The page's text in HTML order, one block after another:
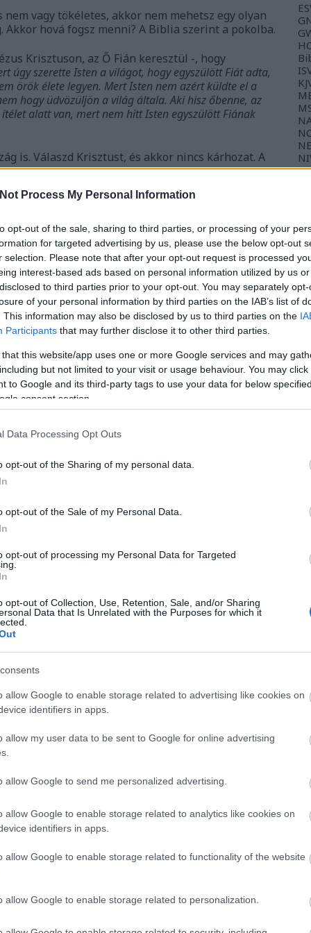
Process My Personal Information
opt-out of the sale, sharing to third parties, or processing of your
for targeted advertising by us, please use the below opt-out
selection. Please note that after your opt-out request is processed
interest-based ads based on personal information utilized by us
to third parties prior to your opt-out. You may separately
of your personal information by third parties on the IAB’s list of
This information may also be disclosed by us to third parties on the
Participants that may further disclose it to other third parties.
that this website/app uses one or more Google services and may
but not limited to your visit or usage behaviour. You may
to Google and its third-party tags to use your data for below
consent section.
Data Processing Opt Outs
opt-out of the Sharing of my personal data.
opt-out of the Sale of my Personal Data.
opt-out of processing my Personal Data for Targeted
opt-out of Collection, Use, Retention, Sale, and/or Sharing
Data that Is Unrelated with the Purposes for which it
allow Google to enable storage related to advertising like cookies on
identifiers in apps.
allow my user data to be sent to Google for online advertising
allow Google to send me personalized advertising.
allow Google to enable storage related to analytics like cookies on
identifiers in apps.
allow Google to enable storage related to functionality of the website
allow Google to enable storage related to personalization.
vagy tökéletes, akkor nem mehetsz egy olyan
hová fogsz menni? A Biblia szerint a pokolba.
Krisztuson, az Ő Fián keresztül -, hogy
úgy szerette Isten a világot, hogy egyszülött Fiát adta,
örök élete legyen. Mert Isten nem azért küldte el a
hogy üdvözüljön a világ általa. Aki hisz őbenne, az
alatt van, mert nem hitt Isten egyszülött Fiának
is. Válaszd Krisztust, és akkor nincs kárhozat. A
a pokol létezéséről, amikor az evangéliumról
"miért hiszed, hogy létezik a pokol?".
hogy igazságot követelne? Miért vagy
Istennel töltöd?
hitünkkel igazzá válunk Istennel szemében. És ez
hogy kik vagyunk
" (Róm 3,22 NLT). Ha készen állsz
az életedet Jézus Krisztusnak, kezdd azzal, hogy
és a bocsánatodat kérem. Hiszem, hogy Jézus
bűneimért, és hogy feltámasztottad őt az életre.
és a mai naptól kezdve Uramként követni őt.
cselekedjem. Jézus nevében imádkozom. Ámen."
Jézust, kérlek, írj nekem egy e-mailt a
Szeretnék küldeni neked néhány ingyenes
való utadon.
jelölések a szerző által választott angol
https://napiremeny.blog.hu oldal jobb oldali
bibliafordítások jelölései” pont alatt további
gonosz szabad akarat mennyország
fénnyel harcolni?
le a
ami
És
ezért
(99
)
)